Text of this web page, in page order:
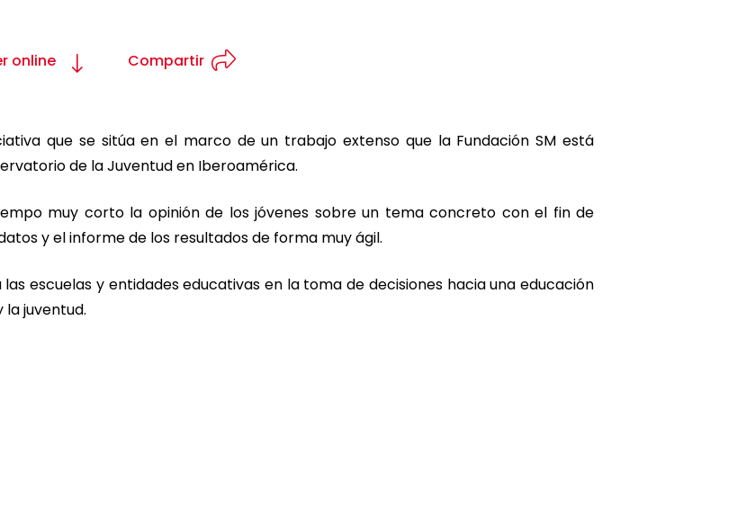
online Compartir
que se sitúa en el marco de un trabajo extenso que la Fundación SM está
de la Juventud en Iberoamérica.
muy corto la opinión de los jóvenes sobre un tema concreto con el fin de
y el informe de los resultados de forma muy ágil.
escuelas y entidades educativas en la toma de decisiones hacia una educación
juventud.